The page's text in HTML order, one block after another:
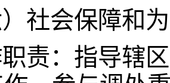
）社会保障和
责：指导辖